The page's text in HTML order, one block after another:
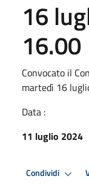
16
16.00
Convocato il
martedì 16
Data :
11 luglio 2024
Condividi